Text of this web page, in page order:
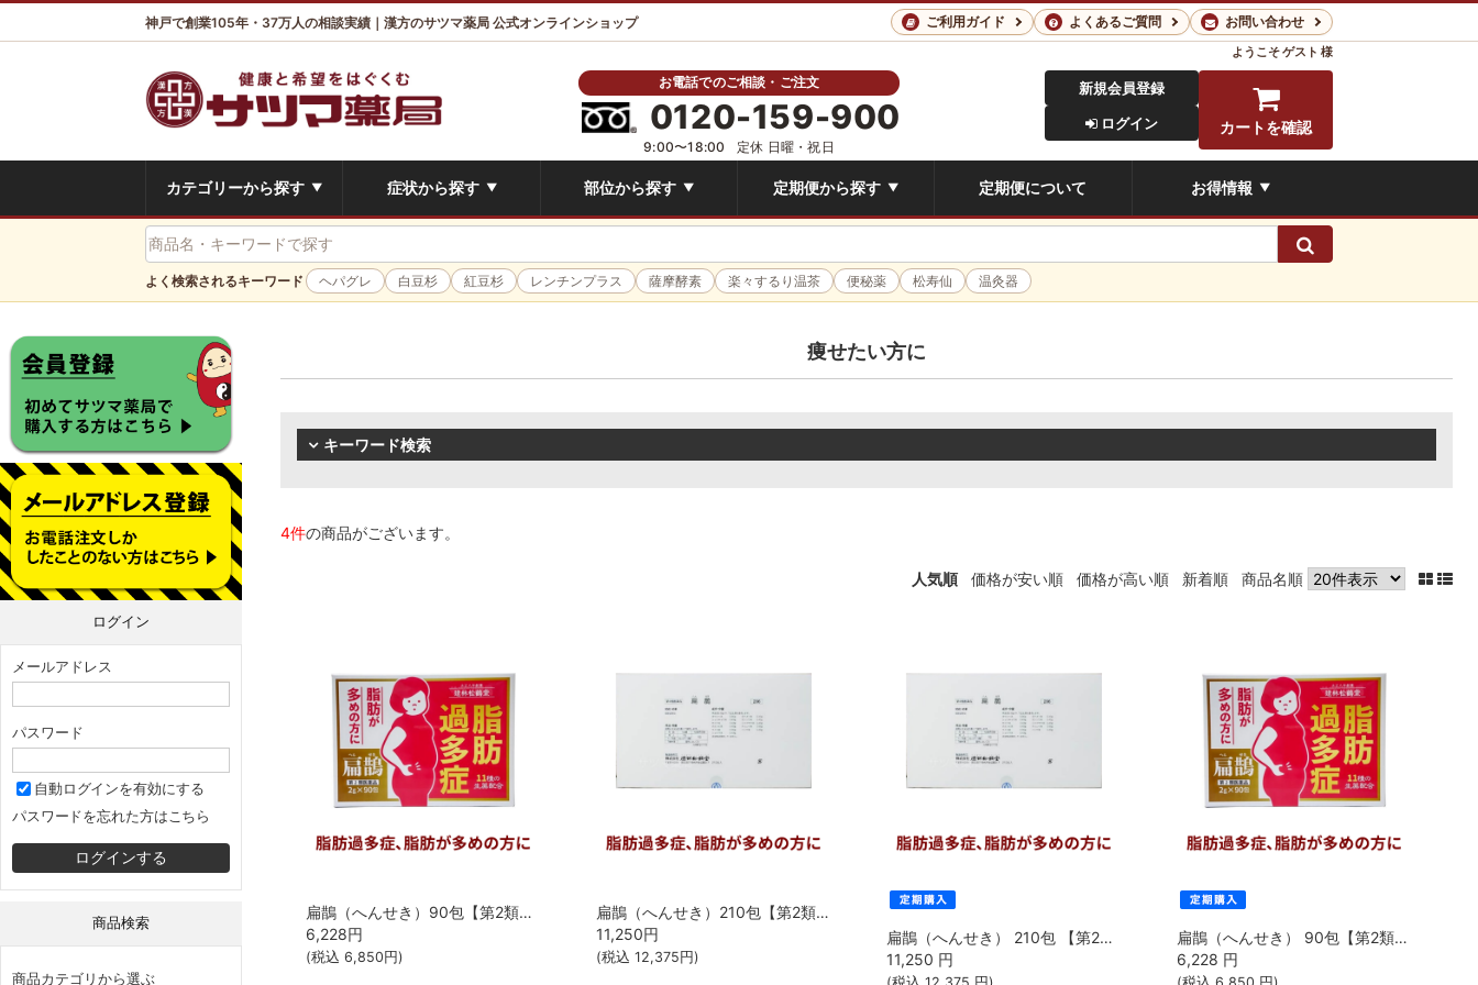
神戸で創業105年・37万人の相談実績｜漢方のサツマ薬局 公式オンラインショップ ご利用ガイド よくあるご質問 お問い合わせ
お電話でのご相談・ご注文
0120-159-900
9:00〜18:00 定休 日曜・祝日
ようこそゲスト 様
新規会員登録
ログイン
カートを確認
カテゴリーから探す ▼ 症状から探す ▼ 部位から探す ▼ 定期便から探す ▼ 定期便について お得情報 ▼
検索
よく検索されるキーワード ヘパグレ 白豆杉 紅豆杉 レンチンプラス 薩摩酵素 楽々するり温茶 便秘薬 松寿仙 温灸器
ログイン
メールアドレス
パスワード
自動ログインを有効にする
パスワードを忘れた方はこちら
商品検索
商品カテゴリから選ぶ
痩せたい方に
キーワード検索
4件の商品がございます。
人気順 価格が安い順 価格が高い順 新着順 商品名順
扁鵲（へんせき）90包【第2類医薬品】[建林松鶴堂]【202310▲】
6,228円
(税込6,850円)
扁鵲（へんせき）210包【第2類医薬品】[建林松鶴堂]【202310▲】
11,250円
(税込12,375円)
扁鵲（へんせき） 210包 【第2類医薬品】[建林松鶴堂]【202310▲】【定期便】
11,250 円
扁鵲（へんせき） 90包【第2類医薬品】[建林松鶴堂]【202310▲】【定期便】
6,228 円